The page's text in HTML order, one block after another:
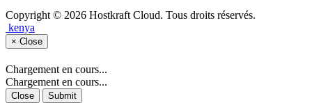
Copyright © 2026 Hostkraft Cloud. Tous droits réservés.
kenya
× Close
Chargement en cours...
Chargement en cours...
Close Submit